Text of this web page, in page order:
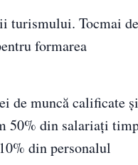
turismului. Tocmai de
formarea
de muncă calificate şi
50% din salariaţi
din personalul